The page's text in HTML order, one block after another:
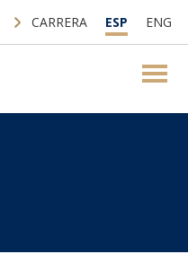
CARRERA ESP ENG